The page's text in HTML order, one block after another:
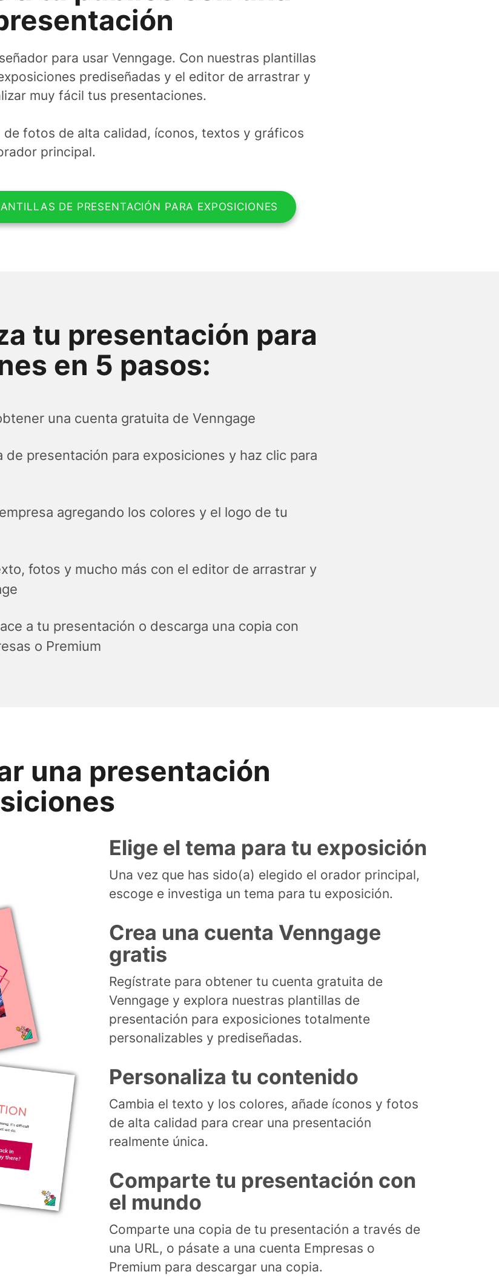
para usar Venngage. Con nuestras plantillas
prediseñadas y el editor de arrastrar y
muy fácil tus presentaciones.
de fotos de alta calidad, íconos, textos y gráficos
principal.
DE PRESENTACIÓN PARA EXPOSICIONES
tu presentación para
en 5 pasos:
una cuenta gratuita de Venngage
de presentación para exposiciones y haz clic para
agregando los colores y el logo de tu
fotos y mucho más con el editor de arrastrar y
a tu presentación o descarga una copia con
o Premium
una presentación
Elige el tema para tu exposición
Una vez que has sido(a) elegido el orador principal,
escoge e investiga un tema para tu exposición.
Crea una cuenta Venngage
gratis
Regístrate para obtener tu cuenta gratuita de
Venngage y explora nuestras plantillas de
presentación para exposiciones totalmente
personalizables y prediseñadas.
Personaliza tu contenido
Cambia el texto y los colores, añade íconos y fotos
de alta calidad para crear una presentación
realmente única.
Comparte tu presentación con
el mundo
Comparte una copia de tu presentación a través de
una URL, o pásate a una cuenta Empresas o
Premium para descargar una copia.